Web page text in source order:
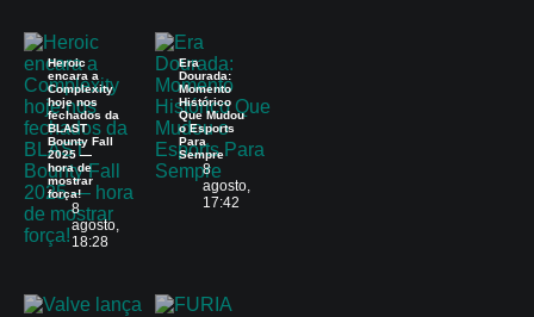
Heroic
encara a
Complexity
hoje nos
fechados da
BLAST
Bounty Fall
2025 —
hora de
mostrar
força!
8
agosto,
18:28
Era
Dourada:
Momento
Histórico
Que Mudou
o Esports
Para
Sempre
8
agosto,
17:42